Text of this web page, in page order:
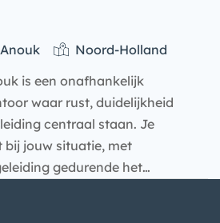
Noord-Holland
is een onafhankelijk
waar rust, duidelijkheid
centraal staan. Je
bij jouw situatie, met
gedurende het…